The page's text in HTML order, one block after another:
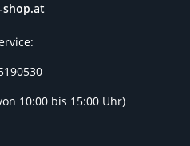
shop.at
10:00 bis 15:00 Uhr)